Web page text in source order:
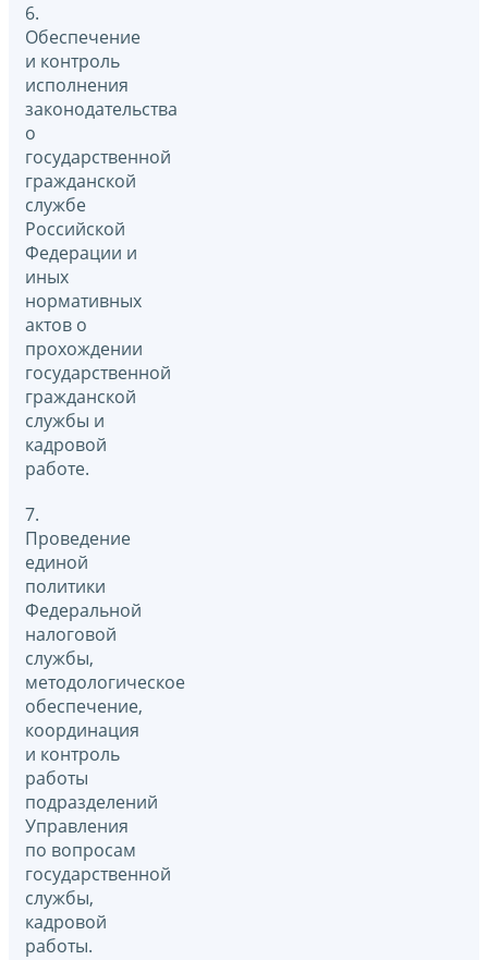
6.
Обеспечение
и контроль
исполнения
законодательства
о
государственной
гражданской
службе
Российской
Федерации и
иных
нормативных
актов о
прохождении
государственной
гражданской
службы и
кадровой
работе.
7.
Проведение
единой
политики
Федеральной
налоговой
службы,
методологическое
обеспечение,
координация
и контроль
работы
подразделений
Управления
по вопросам
государственной
службы,
кадровой
работы.